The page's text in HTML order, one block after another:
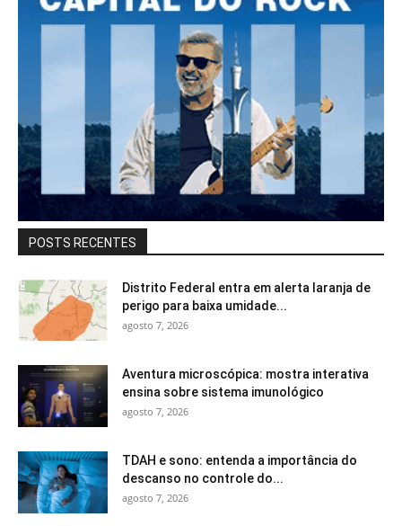
POSTS RECENTES
Distrito Federal entra em alerta laranja de
perigo para baixa umidade...
agosto 7, 2026
Aventura microscópica: mostra interativa
ensina sobre sistema imunológico
agosto 7, 2026
TDAH e sono: entenda a importância do
descanso no controle do...
agosto 7, 2026